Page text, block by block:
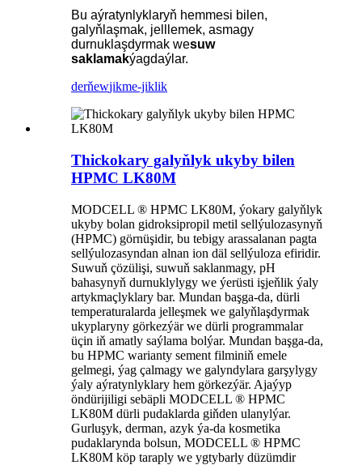
Bu aýratynlyklaryň hemmesi bilen,
galyňlaşmak, jelllemek, asmagy
durnuklaşdyrmak wesuw
saklamakýagdaýlar.
derňewjikme-jiklik
Thickokary galyňlyk ukyby bilen
HPMC LK80M
MODCELL ® HPMC LK80M, ýokary galyňlyk
ukyby bolan gidroksipropil metil sellýulozasynyň
(HPMC) görnüşidir, bu tebigy arassalanan pagta
sellýulozasyndan alnan ion däl sellýuloza efiridir.
Suwuň çözülişi, suwuň saklanmagy, pH
bahasynyň durnuklylygy we ýerüsti işjeňlik ýaly
artykmaçlyklary bar. Mundan başga-da, dürli
temperaturalarda jelleşmek we galyňlaşdyrmak
ukyplaryny görkezýär we dürli programmalar
üçin iň amatly saýlama bolýar. Mundan başga-da,
bu HPMC warianty sement filminiň emele
gelmegi, ýag çalmagy we galyndylara garşylygy
ýaly aýratynlyklary hem görkezýär. Ajaýyp
öndürijiligi sebäpli MODCELL ® HPMC
LK80M dürli pudaklarda giňden ulanylýar.
Gurluşyk, derman, azyk ýa-da kosmetika
pudaklarynda bolsun, MODCELL ® HPMC
LK80M köp taraply we ygtybarly düzümdir